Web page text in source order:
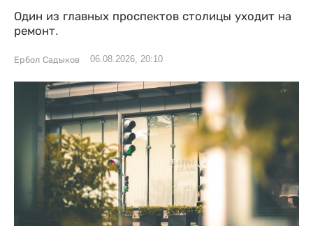
Один из главных проспектов столицы уходит на
ремонт.
Ербол Садыков 06.08.2026, 20:10